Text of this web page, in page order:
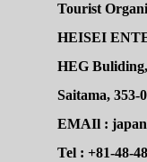
Tourist
HEISEI
HEG
Saitama, 353-
EMAIl :
Tel : +81-48-